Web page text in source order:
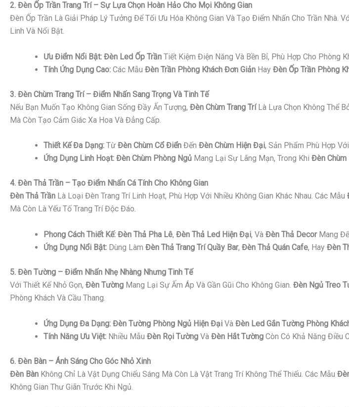
2. Đèn Ốp Trần Trang Trí – Sự Lựa Chọn Hoàn Hảo Cho Mọi Không Gian
Đèn Ốp Trần Là Giải Pháp Lý Tưởng Để Tối Ưu Hóa Không Gian Và Tạo Điểm Nhấn Cho Trần Nhà.
Linh Và Nổi Bật.
Ưu Điểm Nổi Bật: Đèn Led Ốp Trần Tiết Kiệm Điện Năng Và Bền Bỉ, Phù Hợp Cho Phòng
Tính Ứng Dụng Cao: Các Mẫu Đèn Trần Phòng Khách Đơn Giản Hay Đèn Ốp Trần Phòng
3. Đèn Chùm Trang Trí – Điểm Nhấn Sang Trọng Và Tinh Tế
Nếu Bạn Muốn Tạo Không Gian Sống Đầy Ấn Tượng, Đèn Chùm Trang TríLà Lựa Chọn Không Thể
Mà Còn Tạo Cảm Giác Xa Hoa Và Đẳng Cấp.
Thiết Kế Đa Dạng: Từ Đèn Chùm Cổ Điển Đến Đèn Chùm Hiện Đại, Sản Phẩm Phù Hợp
Ứng Dụng Linh Hoạt: Đèn Chùm Phòng Ngủ Mang Lại Sự Lãng Mạn, Trong Khi Đèn Chùm
4. Đèn Thả Trần – Tạo Điểm Nhấn Cá Tính Cho Không Gian
Đèn Thả Trần Là Loại Đèn Trang Trí Linh Hoạt, Phù Hợp Với Nhiều Không Gian Khác Nhau. Các Mẫu
Mà Còn Là Yếu Tố Trang Trí Độc Đáo.
Phong Cách Thiết Kế: Đèn Thả Pha Lê, Đèn Thả Led Hiện Đại, Và Đèn Thả DecorMang
Ứng Dụng Nổi Bật: Dùng Làm Đèn Thả Trang Trí Quầy Bar, Đèn Thả Quán Cafe, Hay Đèn
5. Đèn Tường – Điểm Nhấn Nhẹ Nhàng Nhưng Tinh Tế
Với Thiết Kế Nhỏ Gọn, Đèn Tường Mang Lại Sự Ấm Áp Và Gần Gũi Cho Không Gian. Đèn Ngủ Treo
Phòng Khách Và Cầu Thang.
Ứng Dụng Đa Dạng: Đèn Tường Phòng Ngủ Hiện Đại Và Đèn Led Gắn Tường Phòng
Tính Năng Ưu Việt: Nhiều Mẫu Đèn Rọi Tường Và Đèn Hắt Tường Còn Có Khả Năng Điều
6. Đèn Bàn – Ánh Sáng Cho Góc Nhỏ Xinh
Đèn Bàn Không Chỉ Là Vật Dụng Chiếu Sáng Mà Còn Là Vật Trang Trí Không Thể Thiếu. Các Mẫu
Không Gian Thư Giãn Trước Khi Ngủ.